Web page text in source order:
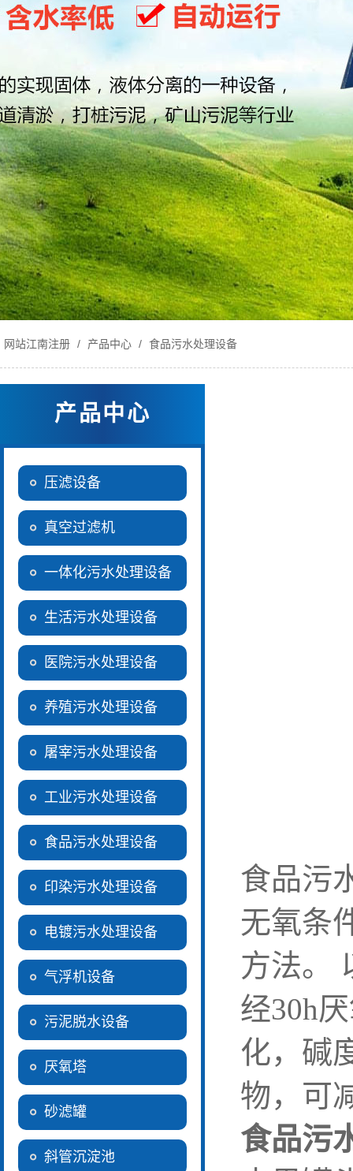
网站江南注册 / 产品中心 / 食品污水处理设备
产品中心
压滤设备
真空过滤机
一体化污水处理设备
生活污水处理设备
医院污水处理设备
养殖污水处理设备
屠宰污水处理设备
工业污水处理设备
食品污水处理设备
印染污水处理设备
电镀污水处理设备
气浮机设备
污泥脱水设备
厌氧塔
砂滤罐
斜管沉淀池
食品污
无氧条
方法。
经30h
化，碱
物，可
食品污